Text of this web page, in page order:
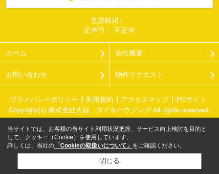
営業時間：
定休日：
不定休
ホーム 会社概要
お問い合わせ 物件リクエスト
プライバシーポリシー 利用規約 アクセスマップ
PCサイト
Copyright(c) 株式会社大起 ダイキハウジング All rights reserved.
当サイトでは、お客様の当サイト利用状況把握、サービス向上検討を目的と
して、クッキー（Cookie）を使用しています。
詳しくは、当社の 「Cookieの取扱いについて」 をご確認ください。
閉じる